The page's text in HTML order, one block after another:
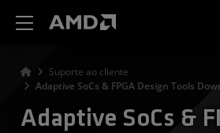
Suporte ao cliente
Adaptive SoCs & FPGA Design Tools
Adaptive SoCs &